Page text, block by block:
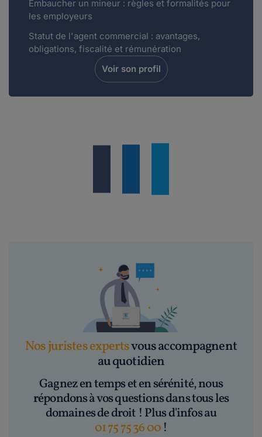
Embaucher un mineur : règles et formalités pour
les employeurs
Statut de l'agent commercial : avantages,
obligations, fiscalité et rémunération
Voir son profil
Nos juristes expertsvous accompagnent
au quotidien
Gagnez en temps et en sérénité, nous
répondons à vos questions dans tous les
domaines de droit ! Plus d'infos au
01 75 75 36 00 !